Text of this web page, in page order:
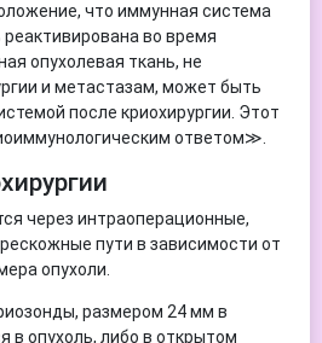
что иммунная система
во время
опухолевая ткань, не
и метастазам, может быть
после криохирургии. Этот
ответом≫.
через интраоперационные,
пути в зависимости от
опухоли.
размером 24 мм в
в опухоль, либо в открытом